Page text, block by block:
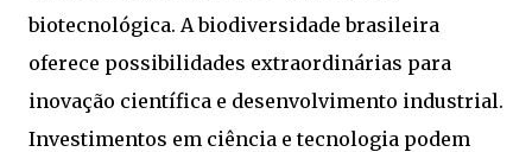
biotecnológica. A biodiversidade brasileira
oferece possibilidades extraordinárias para
inovação científica e desenvolvimento industrial.
Investimentos em ciência e tecnologia podem